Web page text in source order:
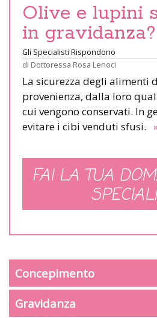
Olive e lupini
in gravidanza?
Gli Specialisti Rispondono
di Dottoressa Rosa Lenoci
La sicurezza degli alimenti
provenienza, dalla loro
cui vengono conservati. In
evitare i cibi venduti sfusi.
FAI LA TUA
Concepimento
Gravidanza